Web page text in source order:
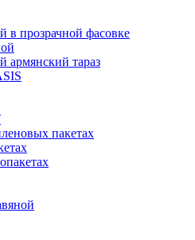
в прозрачной фасовке
армянский тараз
пакетах